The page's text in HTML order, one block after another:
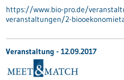
https://www.bio-pro.de/
veranstaltungen/2-
Veranstaltung - 12.09.2017